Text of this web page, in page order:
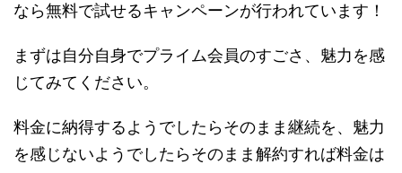
なら無料で試せるキャンペーンが行われています！
まずは自分自身でプライム会員のすごさ、魅力を感
じてみてください。
料金に納得するようでしたらそのまま継続を、魅力
を感じないようでしたらそのまま解約すれば料金は